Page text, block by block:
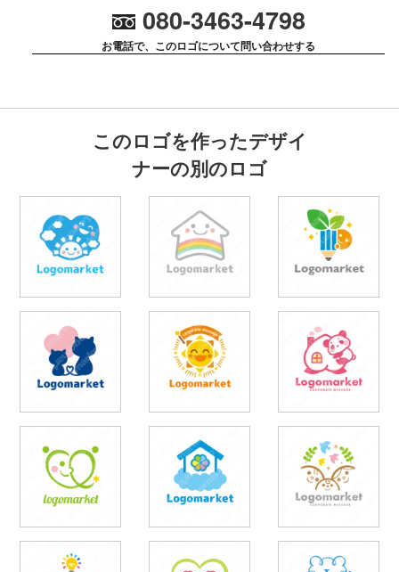
080-3463-4798
お電話で、このロゴについて問い合わせする
このロゴを作ったデザイ
ナーの別のロゴ